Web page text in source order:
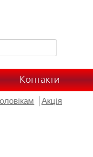
Контакти
Акція